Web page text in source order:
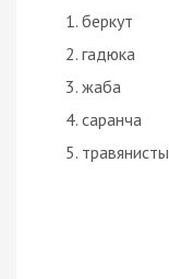
беркут
гадюка
жаба
саранча